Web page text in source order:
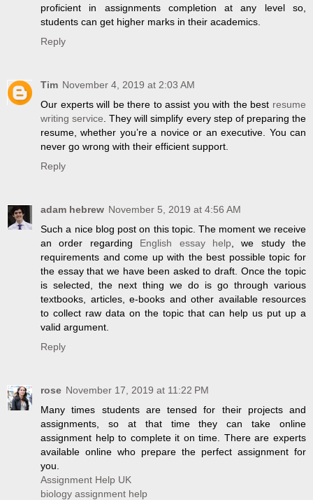
proficient in assignments completion at any level so,
students can get higher marks in their academics.
Reply
Tim November 4, 2019 at 2:03 AM
Our experts will be there to assist you with the best resume
writing service . They will simplify every step of preparing the
resume, whether you’re a novice or an executive. You can
never go wrong with their efficient support.
Reply
adam hebrew November 5, 2019 at 4:56 AM
Such a nice blog post on this topic. The moment we receive
an order regarding English essay help, we study the
requirements and come up with the best possible topic for
the essay that we have been asked to draft. Once the topic
is selected, the next thing we do is go through various
textbooks, articles, e-books and other available resources
to collect raw data on the topic that can help us put up a
valid argument.
Reply
rose November 17, 2019 at 11:22 PM
Many times students are tensed for their projects and
assignments, so at that time they can take online
assignment help to complete it on time. There are experts
available online who prepare the perfect assignment for
you.
Assignment Help UK
biology assignment help